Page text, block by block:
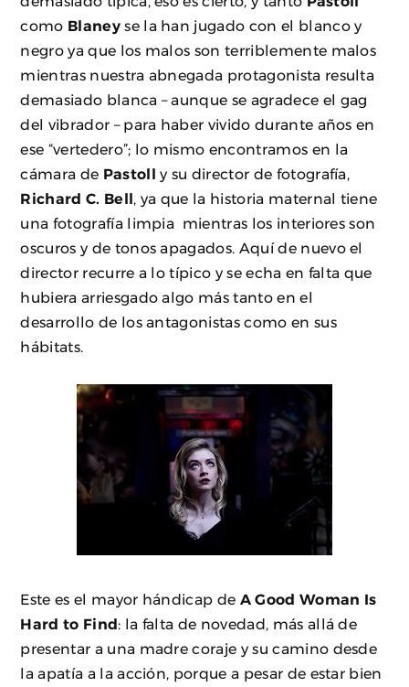
como Blaneyse la han jugado con el blanco y
negro ya que los malos son terriblemente malos
mientras nuestra abnegada protagonista resulta
demasiado blanca – aunque se agradece el gag
del vibrador – para haber vivido durante años en
ese “vertedero”; lo mismo encontramos en la
cámara de Pastoll y su director de fotografía,
Richard C. Bell
, ya que la historia maternal tiene
una fotografía limpia mientras los interiores son
oscuros y de tonos apagados. Aquí de nuevo el
director recurre a lo típico y se echa en falta que
hubiera arriesgado algo más tanto en el
desarrollo de los antagonistas como en sus
hábitats.
Este es el mayor hándicap de A Good Woman Is
Hard to Find: la falta de novedad, más allá de
presentar a una madre coraje y su camino desde
la apatía a la acción, porque a pesar de estar bien